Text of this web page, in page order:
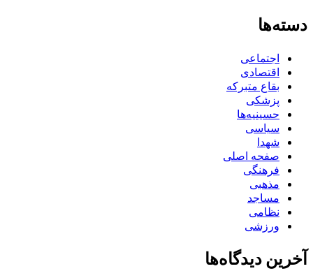
دسته‌ها
اجتماعی
اقتصادی
بقاع متبرکه
پزشکی
حسینیه‌ها
سیاسی
شهدا
صفحه اصلی
فرهنگی
مذهبی
مساجد
نظامی
ورزشی
آخرین دیدگاه‌ها